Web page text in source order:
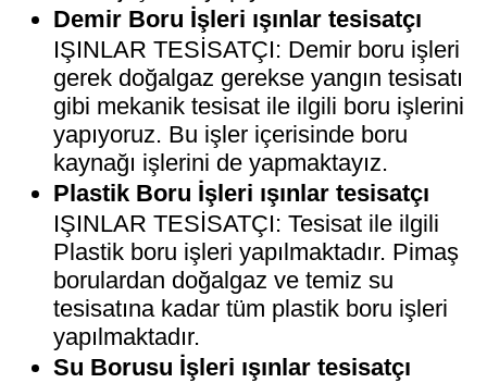
Demir Boru İşleri ışınlar tesisatçı
IŞINLAR TESİSATÇI: Demir boru işleri
gerek doğalgaz gerekse yangın tesisatı
gibi mekanik tesisat ile ilgili boru işlerini
yapıyoruz. Bu işler içerisinde boru
kaynağı işlerini de yapmaktayız.
Plastik Boru İşleri ışınlar tesisatçı
IŞINLAR TESİSATÇI: Tesisat ile ilgili
Plastik boru işleri yapılmaktadır. Pimaş
borulardan doğalgaz ve temiz su
tesisatına kadar tüm plastik boru işleri
yapılmaktadır.
Su Borusu İşleri ışınlar tesisatçı